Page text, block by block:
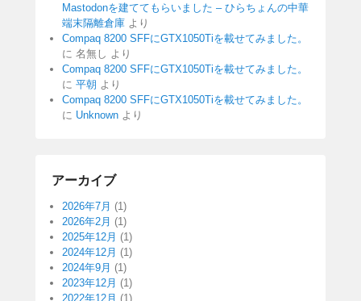
Mastodonを建ててもらいました – ひらちょんの中華
端末隔離倉庫 より
Compaq 8200 SFFにGTX1050Tiを載せてみました。
に 名無し より
Compaq 8200 SFFにGTX1050Tiを載せてみました。
に 平朝 より
Compaq 8200 SFFにGTX1050Tiを載せてみました。
に Unknown より
アーカイブ
2026年7月 (1)
2026年2月 (1)
2025年12月 (1)
2024年12月 (1)
2024年9月 (1)
2023年12月 (1)
2022年12月 (1)